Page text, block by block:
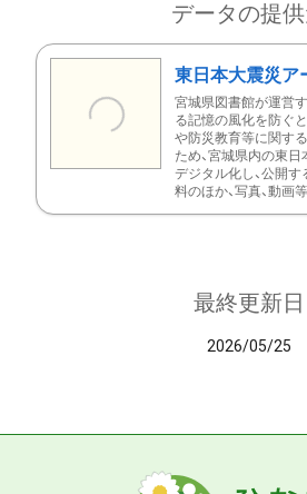
データの提
東日本大震災ア
宮城県図書館が運営
る記憶の風化を防ぐ
や防災教育等に関す
ため、宮城県内の東日
デジタル化し、公開
料のほか、写真、動画
最終更新日
2026/05/25